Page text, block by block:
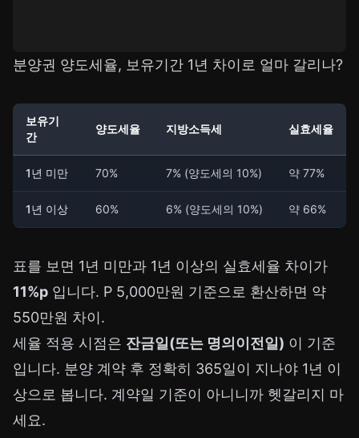
분양권 양도세율, 보유기간 1년 차이로 얼마 갈리나?
보유기
간
양도세율 지방소득세 실효세율
1년 미만 70% 7% (양도세의 10%) 약 77%
1년 이상 60% 6% (양도세의 10%) 약 66%
표를 보면 1년 미만과 1년 이상의 실효세율 차이가
11%p 입니다. P 5,000만원 기준으로 환산하면 약
550만원 차이.
세율 적용 시점은 잔금일(또는 명의이전일) 이 기준
입니다. 분양 계약 후 정확히 365일이 지나야 1년 이
상으로 봅니다. 계약일 기준이 아니니까 헷갈리지 마
세요.